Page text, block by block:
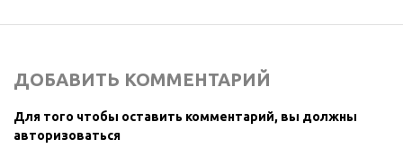
ДОБАВИТЬ КОММЕНТАРИЙ
Для того чтобы оставить комментарий, вы должны
авторизоваться